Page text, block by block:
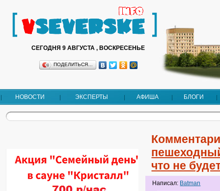
СЕГОДНЯ 9 АВГУСТА , ВОСКРЕСЕНЬЕ
ПОДЕЛИТЬСЯ…
НОВОСТИ ЭКСПЕРТЫ АФИША БЛОГИ
что не
Написал: Batman